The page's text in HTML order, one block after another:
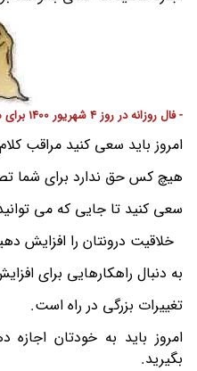
- فال روزانه در روز 4 شهریور 1400 برای متولدین شهریور ماه
امروز باید سعی کنید مراقب
هیچ کس حق ندارد برای شما
سعی کنید تا جایی که می
خلاقیت درونتان را افزایش
به دنبال راهکارهایی برای
تغییرات بزرگی در راه است.
امروز باید به خودتان
بگیرید.